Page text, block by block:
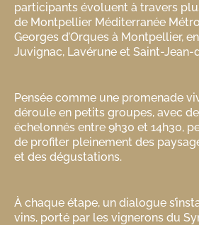
participants évoluent à travers
de Montpellier Méditerranée
Georges d’Orques à Montpellier,
Juvignac, Lavérune et Saint-Jean-
Pensée comme une promenade
déroule en petits groupes, avec
échelonnés entre 9h30 et 14h30,
de profiter pleinement des
et des dégustations.
À chaque étape, un dialogue
vins, porté par les vignerons du